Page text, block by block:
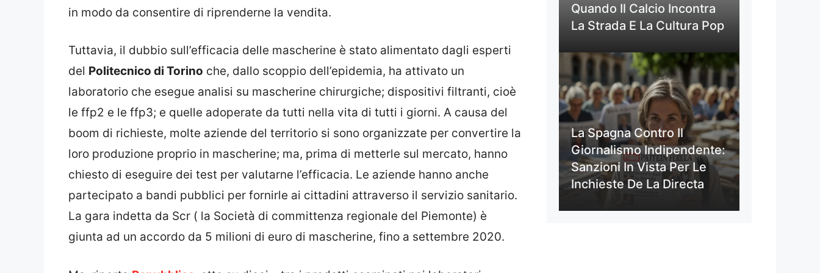
in modo da consentire di riprenderne la vendita.
Tuttavia, il dubbio sull’efficacia delle mascherine è stato alimentato dagli esperti
del Politecnico di Torino che, dallo scoppio dell’epidemia, ha attivato un
laboratorio che esegue analisi su mascherine chirurgiche; dispositivi filtranti, cioè
le ffp2 e le ffp3; e quelle adoperate da tutti nella vita di tutti i giorni. A causa del
boom di richieste, molte aziende del territorio si sono organizzate per convertire la
loro produzione proprio in mascherine; ma, prima di metterle sul mercato, hanno
chiesto di eseguire dei test per valutarne l’efficacia. Le aziende hanno anche
partecipato a bandi pubblici per fornirle ai cittadini attraverso il servizio sanitario.
La gara indetta da Scr ( la Società di committenza regionale del Piemonte) è
giunta ad un accordo da 5 milioni di euro di mascherine, fino a settembre 2020.
Quando Il Calcio Incontra
La Strada E La Cultura Pop
La Spagna Contro Il
Giornalismo Indipendente:
Sanzioni In Vista Per Le
Inchieste De La Directa